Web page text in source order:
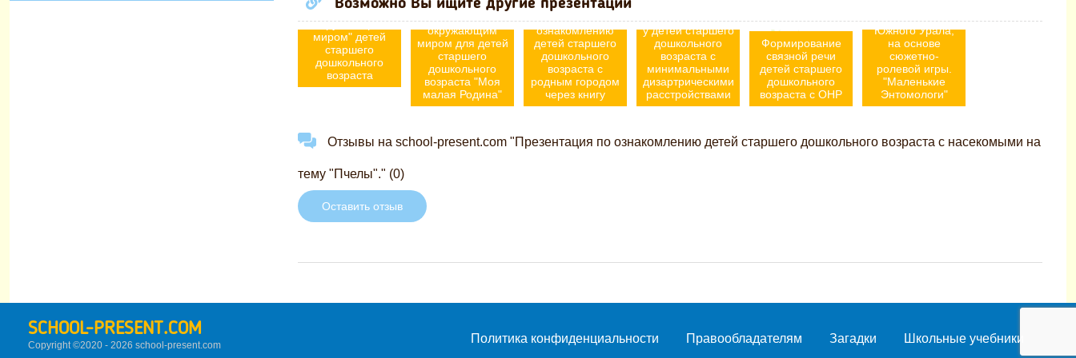
Возможно Вы ищите другие презентации
ознакомлению с
окружающим
миром" детей
старшего
дошкольного
возраста
Презентация по
ознакомлению с
окружающим
миром для детей
старшего
дошкольного
возраста "Моя
малая Родина"
Формы работы
по
ознакомлению
детей старшего
дошкольного
возраста с
родным городом
через книгу
звукопроизношения
у детей старшего
дошкольного
возраста с
минимальными
дизартрическими
расстройствами
Формирование
связной речи
детей старшего
дошкольного
возраста с ОНР
насекомыми
Южного Урала,
на основе
сюжетно-
ролевой игры.
"Маленькие
Энтомологи"
Отзывы на school-present.com "Презентация по ознакомлению детей старшего дошкольного возраста с насекомыми на
тему "Пчелы"." (0)
Оставить отзыв
SCHOOL-PRESENT.COM
Copyright ©2020 - 2026 school-present.com Политика конфиденциальности Правообладателям Загадки Школьные учебники